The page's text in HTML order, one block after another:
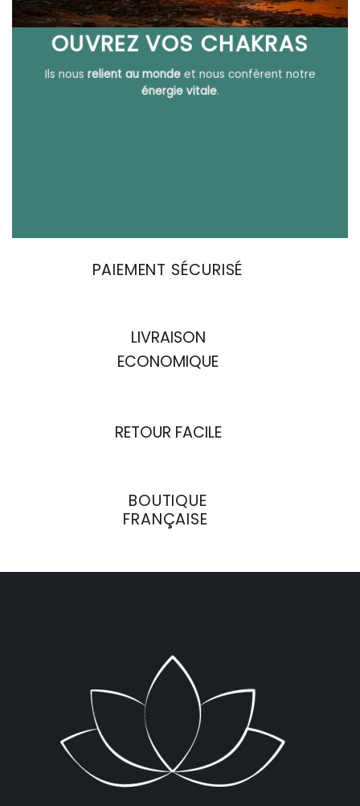
OUVREZ VOS CHAKRAS
Ils nous relient au mondeet nous confèrent notre
énergie vitale.
PAIEMENT SÉCURISÉ
LIVRAISON
ECONOMIQUE
RETOUR FACILE
BOUTIQUE
FRANÇAISE